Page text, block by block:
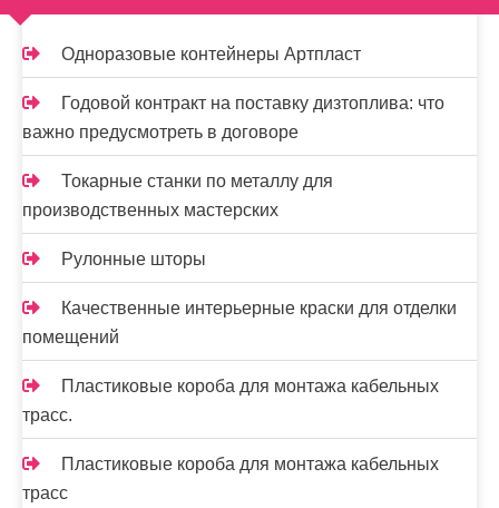
Одноразовые контейнеры Артпласт
Годовой контракт на поставку дизтоплива: что
важно предусмотреть в договоре
Токарные станки по металлу для
производственных мастерских
Рулонные шторы
Качественные интерьерные краски для отделки
помещений
Пластиковые короба для монтажа кабельных
трасс.
Пластиковые короба для монтажа кабельных
трасс